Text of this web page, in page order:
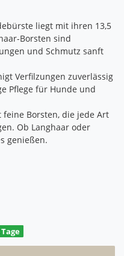
liegt mit ihren 13,5
Borsten sind
und Schmutz sanft
Verfilzungen zuverlässig
Pflege für Hunde und
feine Borsten, die jede Art
Ob Langhaar oder
genießen.